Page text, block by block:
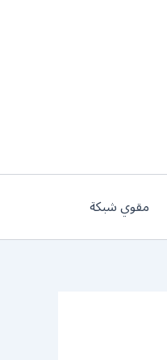
مقوي شبكة